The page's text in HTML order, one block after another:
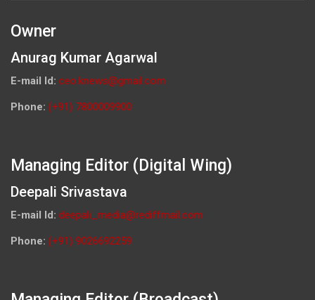
Owner
Anurag Kumar Agarwal
E-mail Id: ceo.knews@gmail.com
Phone: (+91) 7800009900
Managing Editor (Digital Wing)
Deepali Srivastava
E-mail Id: deepali_media@rediffmail.com
Phone: (+91) 9026692259